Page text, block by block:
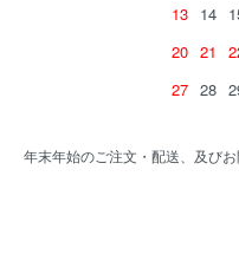
13 14
20 21
27 28
年末年始のご注文・配送、及び